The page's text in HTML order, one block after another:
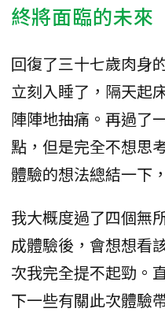
終將面臨的未來
回復了三十七歲肉身
立刻入睡了，隔天起
陣陣地抽痛。再過了
點，但是完全不想思
體驗的想法總結一下
我大概度過了四個無
成體驗後，會想想看
次我完全提不起勁。
下一些有關此次體驗